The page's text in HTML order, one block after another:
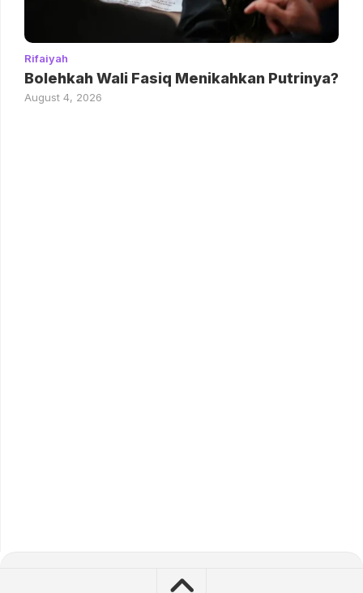
Rifaiyah
Bolehkah Wali Fasiq Menikahkan Putrinya?
August 4, 2026